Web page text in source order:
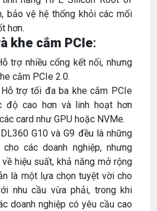
bảo vệ hệ thống khỏi các mối
hơn.
khe cắm PCIe:
trợ nhiều cổng kết nối, nhưng
cắm PCIe 2.0.
trợ tối đa ba khe cắm PCIe
độ cao hơn và linh hoạt hơn
card như GPU hoặc NVMe.
G10 và G9 đều là những
các doanh nghiệp, nhưng
hiệu suất, khả năng mở rộng
là một lựa chọn tuyệt vời cho
nhu cầu vừa phải, trong khi
doanh nghiệp có yêu cầu cao